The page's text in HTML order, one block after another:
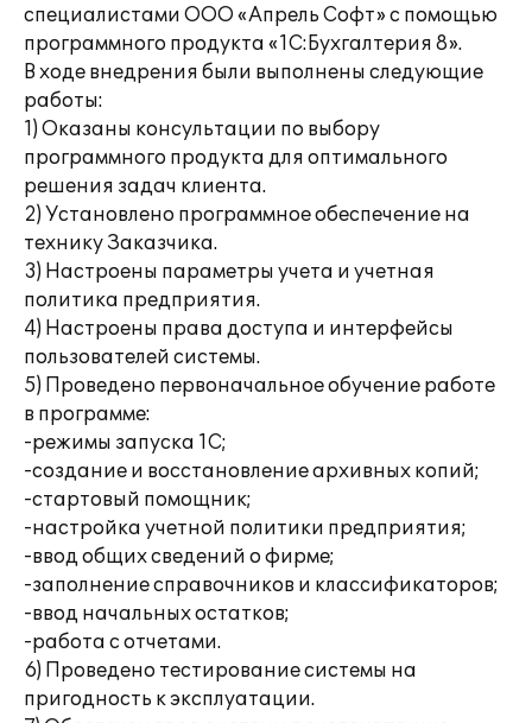
специалистами ООО «Апрель Софт» с помощью
программного продукта «1С:Бухгалтерия 8».
В ходе внедрения были выполнены следующие
работы:
1) Оказаны консультации по выбору
программного продукта для оптимального
решения задач клиента.
2) Установлено программное обеспечение на
технику Заказчика.
3) Настроены параметры учета и учетная
политика предприятия.
4) Настроены права доступа и интерфейсы
пользователей системы.
5) Проведено первоначальное обучение работе
в программе:
-режимы запуска 1С;
-создание и восстановление архивных копий;
-стартовый помощник;
-настройка учетной политики предприятия;
-ввод общих сведений о фирме;
-заполнение справочников и классификаторов;
-ввод начальных остатков;
-работа с отчетами.
6) Проведено тестирование системы на
пригодность к эксплуатации.